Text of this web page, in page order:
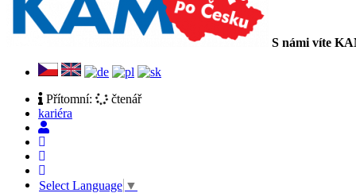
S námi víte
Přítomní:
čtenář
kariéra
Select Language ▼